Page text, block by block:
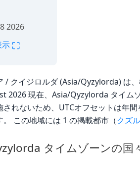
2026
示 ⛶
/ クイジロルダ (Asia/Qyzylorda) は
2026 現在、Asia/Qyzylorda タイム
されないため、UTCオフセットは年
。 この地域には 1 の掲載都市（クズ
タイムゾーンの国